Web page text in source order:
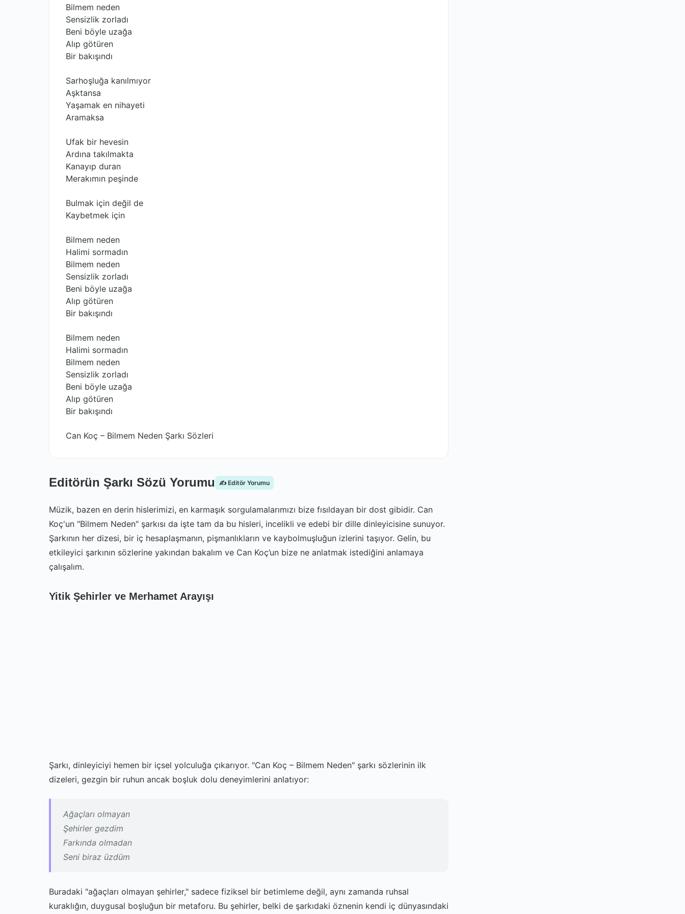
Bilmem neden
Sensizlik zorladı
Beni böyle uzağa
Alıp götüren
Bir bakışındı
Sarhoşluğa kanılmıyor
Aşktansa
Yaşamak en nihayeti
Aramaksa
Ufak bir hevesin
Ardına takılmakta
Kanayıp duran
Merakımın peşinde
Bulmak için değil de
Kaybetmek için
Bilmem neden
Halimi sormadın
Bilmem neden
Sensizlik zorladı
Beni böyle uzağa
Alıp götüren
Bir bakışındı
Bilmem neden
Halimi sormadın
Bilmem neden
Sensizlik zorladı
Beni böyle uzağa
Alıp götüren
Bir bakışındı
Can Koç – Bilmem Neden Şarkı Sözleri
Editörün Şarkı Sözü Yorumu ✍️ Editör Yorumu
Müzik, bazen en derin hislerimizi, en karmaşık sorgulamalarımızı bize fısıldayan bir dost gibidir. Can
Koç'un "Bilmem Neden" şarkısı da işte tam da bu hisleri, incelikli ve edebi bir dille dinleyicisine sunuyor.
Şarkının her dizesi, bir iç hesaplaşmanın, pişmanlıkların ve kaybolmuşluğun izlerini taşıyor. Gelin, bu
etkileyici şarkının sözlerine yakından bakalım ve Can Koç’un bize ne anlatmak istediğini anlamaya
çalışalım.
Yitik Şehirler ve Merhamet Arayışı
Şarkı, dinleyiciyi hemen bir içsel yolculuğa çıkarıyor. "Can Koç – Bilmem Neden" şarkı sözlerinin ilk
dizeleri, gezgin bir ruhun ancak boşluk dolu deneyimlerini anlatıyor:
Ağaçları olmayan
Şehirler gezdim
Farkında olmadan
Seni biraz üzdüm
Buradaki "ağaçları olmayan şehirler," sadece fiziksel bir betimleme değil, aynı zamanda ruhsal
kuraklığın, duygusal boşluğun bir metaforu. Bu şehirler, belki de şarkıdaki öznenin kendi iç dünyasındaki